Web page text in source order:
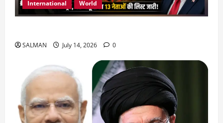
International World
SALMAN July 14, 2026 0